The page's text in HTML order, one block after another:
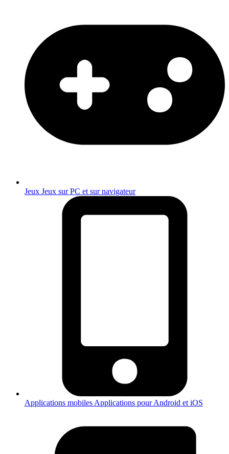
Jeux Jeux sur PC et sur navigateur
Applications mobiles Applications pour Android et iOS